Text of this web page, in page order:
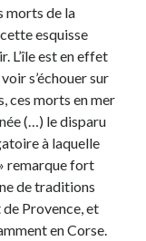
morts de la
esquisse
L’île est en effet
s’échouer sur
ces morts en mer
(…) le disparu
à laquelle
remarque fort
de traditions
Provence, et
en Corse.